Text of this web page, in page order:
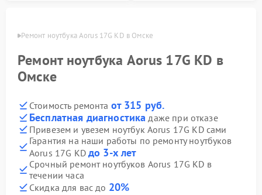
Ремонт ноутбука Aorus 17G KD в Омске
Ремонт ноутбука Aorus 17G KD в
Омске
Стоимость ремонта от 315 руб.
Бесплатная диагностика даже при отказе
Привезем и увезем ноутбук Aorus 17G KD сами
Гарантия на наши работы по ремонту ноутбуков
Aorus 17G KD до 3-х лет
Срочный ремонт ноутбуков Aorus 17G KD в
течении часа
Скидка для вас до 20%